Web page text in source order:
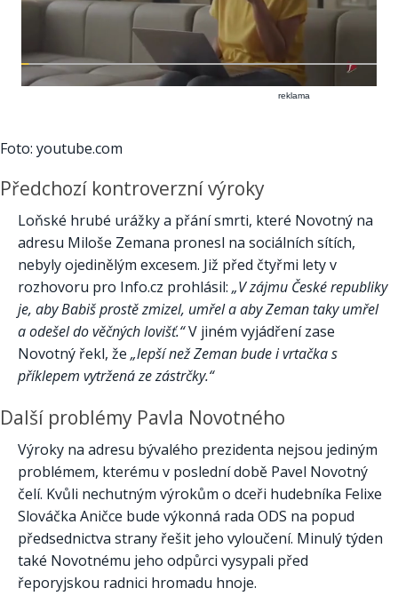
reklama
Foto: youtube.com
Předchozí kontroverzní výroky
Loňské hrubé urážky a přání smrti, které Novotný na
adresu Miloše Zemana pronesl na sociálních sítích,
nebyly ojedinělým excesem. Již před čtyřmi lety v
rozhovoru pro Info.cz prohlásil: „V zájmu České republiky
je, aby Babiš prostě zmizel, umřel a aby Zeman taky umřel
a odešel do věčných lovišť.“V jiném vyjádření zase
Novotný řekl, že „lepší než Zeman bude i vrtačka s
příklepem vytržená ze zástrčky.“
Další problémy Pavla Novotného
Výroky na adresu bývalého prezidenta nejsou jediným
problémem, kterému v poslední době Pavel Novotný
čelí. Kvůli nechutným výrokům o dceři hudebníka Felixe
Slováčka Aničce bude výkonná rada ODS na popud
předsednictva strany řešit jeho vyloučení. Minulý týden
také Novotnému jeho odpůrci vysypali před
řeporyjskou radnici hromadu hnoje.